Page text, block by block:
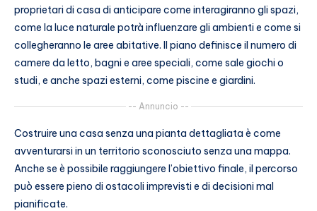
proprietari di casa di anticipare come interagiranno gli spazi,
come la luce naturale potrà influenzare gli ambienti e come si
collegheranno le aree abitative. Il piano definisce il numero di
camere da letto, bagni e aree speciali, come sale giochi o
studi, e anche spazi esterni, come piscine e giardini.
-- Annuncio --
Costruire una casa senza una pianta dettagliata è come
avventurarsi in un territorio sconosciuto senza una mappa.
Anche se è possibile raggiungere l’obiettivo finale, il percorso
può essere pieno di ostacoli imprevisti e di decisioni mal
pianificate.